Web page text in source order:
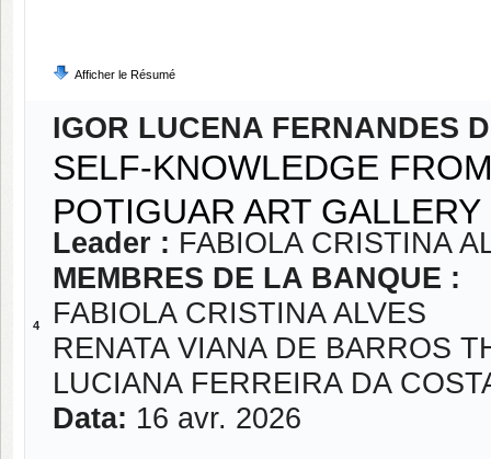
Afficher le Résumé
4
IGOR LUCENA FERNANDES
SELF-KNOWLEDGE
POTIGUAR ART GALLERY
Leader : FABIOLA CRISTINA
MEMBRES DE LA BANQUE :
FABIOLA CRISTINA ALVES
RENATA VIANA DE BARROS
LUCIANA FERREIRA DA
Data: 16 avr. 2026